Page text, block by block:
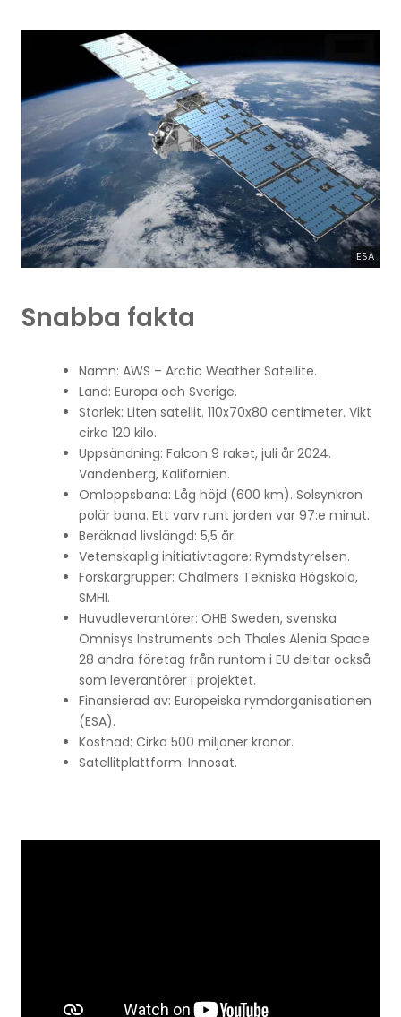
ESA
Snabba fakta
Namn: AWS – Arctic Weather Satellite.
Land: Europa och Sverige.
Storlek: Liten satellit. 110x70x80 centimeter. Vikt
cirka 120 kilo.
Uppsändning: Falcon 9 raket, juli år 2024.
Vandenberg, Kalifornien.
Omloppsbana: Låg höjd (600 km). Solsynkron
polär bana. Ett varv runt jorden var 97:e minut.
Beräknad livslängd: 5,5 år.
Vetenskaplig initiativtagare: Rymdstyrelsen.
Forskargrupper: Chalmers Tekniska Högskola,
SMHI.
Huvudleverantörer: OHB Sweden, svenska
Omnisys Instruments och Thales Alenia Space.
28 andra företag från runtom i EU deltar också
som leverantörer i projektet.
Finansierad av: Europeiska rymdorganisationen
(ESA).
Kostnad: Cirka 500 miljoner kronor.
Satellitplattform: Innosat.